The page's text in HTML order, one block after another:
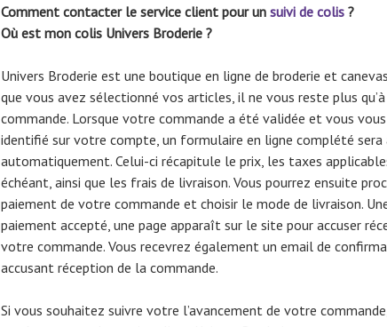
Comment contacter le service client pour un suivi de colis ?
Où est mon colis Univers Broderie ?
Univers Broderie est une boutique en ligne de broderie et
que vous avez sélectionné vos articles, il ne vous reste plus
commande. Lorsque votre commande a été validée et vous
identifié sur votre compte, un formulaire en ligne complété sera
automatiquement. Celui-ci récapitule le prix, les taxes
échéant, ainsi que les frais de livraison. Vous pourrez ensuite
paiement de votre commande et choisir le mode de livraison.
paiement accepté, une page apparaît sur le site pour accuser
votre commande. Vous recevrez également un email de
accusant réception de la commande.
Si vous souhaitez suivre votre l’avancement de votre